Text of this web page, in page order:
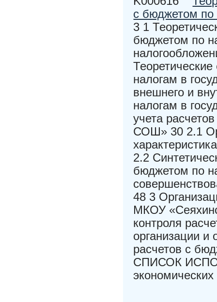
с бюджетом по
3 1
бюджетом по
налогам в
внешнего и
налогам в
учета
СОШ» 30 2.1
2.2
бюджетом по
48 3
МКОУ
контроля
организации и
расчетов с
СПИСОК